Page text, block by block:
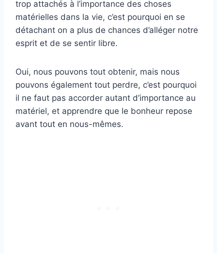
trop attachés à l’importance des choses
matérielles dans la vie, c’est pourquoi en se
détachant on a plus de chances d’alléger notre
esprit et de se sentir libre.
Oui, nous pouvons tout obtenir, mais nous
pouvons également tout perdre, c’est pourquoi
il ne faut pas accorder autant d’importance au
matériel, et apprendre que le bonheur repose
avant tout en nous-mêmes.